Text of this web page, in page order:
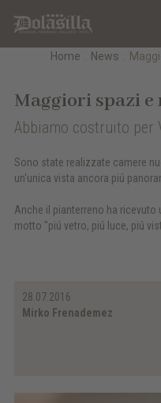
Home News
Maggiori spazi
Abbiamo costruito per
Sono state realizzate camere
un'unica vista ancora piú
Anche il pianterreno ha
motto "piú vetro, piú luce, piú
28.07.2016
Mirko Frenademez